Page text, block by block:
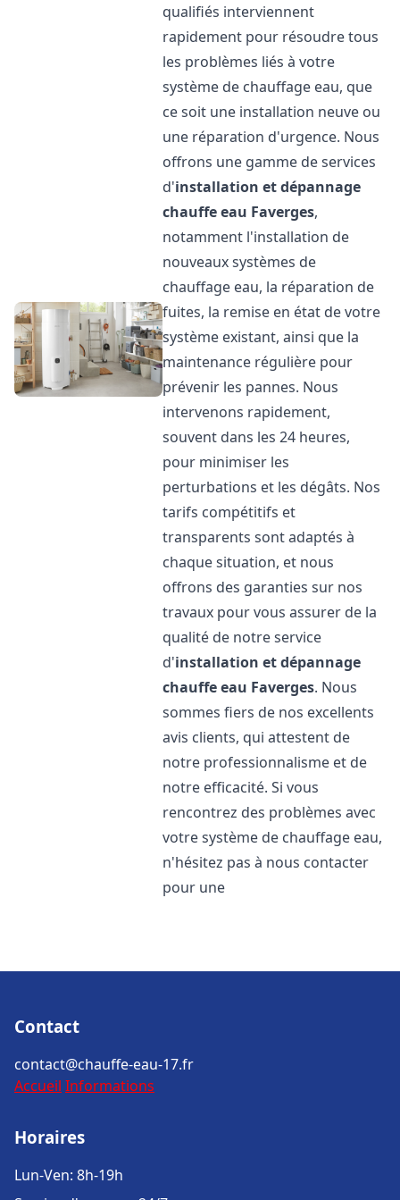
qualifiés interviennent
rapidement pour résoudre tous
les problèmes liés à votre
système de chauffage eau, que
ce soit une installation neuve ou
une réparation d'urgence. Nous
offrons une gamme de services
d'installation et dépannage
chauffe eau Faverges,
notamment l'installation de
nouveaux systèmes de
chauffage eau, la réparation de
fuites, la remise en état de votre
système existant, ainsi que la
maintenance régulière pour
prévenir les pannes. Nous
intervenons rapidement,
souvent dans les 24 heures,
pour minimiser les
perturbations et les dégâts. Nos
tarifs compétitifs et
transparents sont adaptés à
chaque situation, et nous
offrons des garanties sur nos
travaux pour vous assurer de la
qualité de notre service
d'installation et dépannage
chauffe eau Faverges. Nous
sommes fiers de nos excellents
avis clients, qui attestent de
notre professionnalisme et de
notre efficacité. Si vous
rencontrez des problèmes avec
votre système de chauffage eau,
n'hésitez pas à nous contacter
pour une
Contact
contact@chauffe-eau-17.fr
Accueil Informations
Horaires
Lun-Ven: 8h-19h